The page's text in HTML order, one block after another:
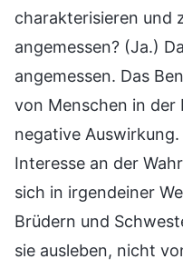
charakterisieren und
angemessen? (Ja.)
angemessen. Das
von Menschen in der
negative
Interesse an der
sich in irgendeiner
Brüdern und
sie ausleben, nicht